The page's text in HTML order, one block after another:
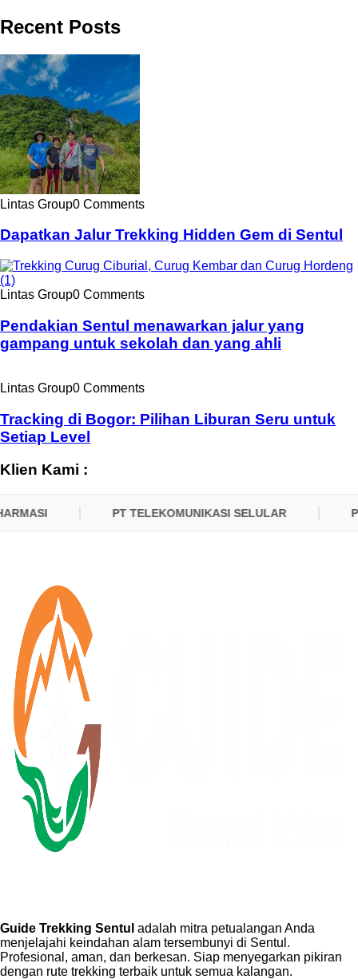
Recent Posts
Lintas Group0 Comments
Dapatkan Jalur Trekking Hidden Gem di Sentul
Lintas Group0 Comments
Pendakian Sentul menawarkan jalur yang
gampang untuk sekolah dan yang ahli
Lintas Group0 Comments
Tracking di Bogor: Pilihan Liburan Seru untuk
Setiap Level
Klien Kami :
PT TELEKOMUNIKASI SELULAR
Guide Trekking Sentul adalah mitra petualangan Anda
menjelajahi keindahan alam tersembunyi di Sentul.
Profesional, aman, dan berkesan. Siap menyegarkan pikiran
dengan rute trekking terbaik untuk semua kalangan.